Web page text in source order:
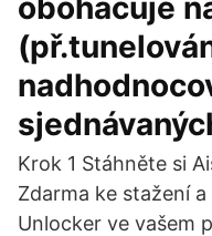
obohacuje
Krok 1 Stáhněte si
Zdarma ke stažení
Unlocker ve vašem